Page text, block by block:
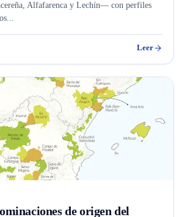
Alfafarenca y Lechín— con perfiles
Leer
de origen del